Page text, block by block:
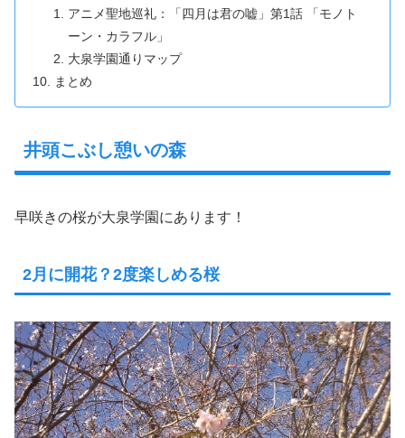
アニメ聖地巡礼：「四月は君の嘘」第1話 「モノト
ーン・カラフル」
大泉学園通りマップ
まとめ
井頭こぶし憩いの森
早咲きの桜が大泉学園にあります！
2月に開花？2度楽しめる桜